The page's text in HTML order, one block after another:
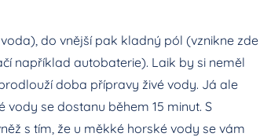
do vnější pak kladný pól (vznikne zde
například autobaterie). Laik by si neměl
doba přípravy živé vody. Já ale
vody se dostanu během 15 minut. S
s tím, že u měkké horské vody se vám